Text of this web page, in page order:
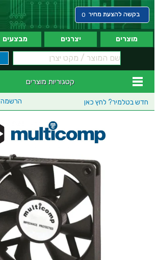
בקשה להצעת מחיר 0
מוצרים יצרנים מבצעים
קטגוריות מוצרים
חדש בטלמיר? לחץ כאן הרשמה